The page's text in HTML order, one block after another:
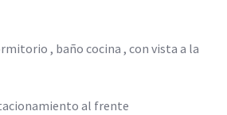
, baño cocina , con vista a la
al frente